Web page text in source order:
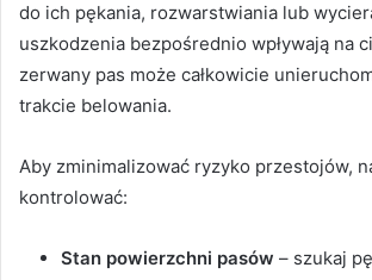
do ich pękania, rozwarstwiania lub
uszkodzenia bezpośrednio wpływają na
zerwany pas może całkowicie
trakcie belowania.
Aby zminimalizować ryzyko przestojów,
kontrolować:
Stan powierzchni pasów – szukaj